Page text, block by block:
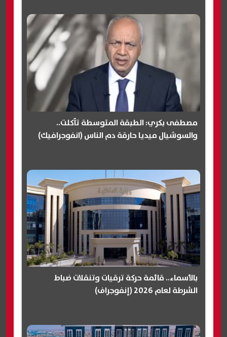
مصطفى بكري: الطبقة المتوسطة تآكلت..
والسوشيال ميديا حارقة دم الناس (انفوجرافيك)
بالأسماء.. قائمة حركة ترقيات وتنقلات ضباط
الشرطة لعام 2026 (إنفوجراف)